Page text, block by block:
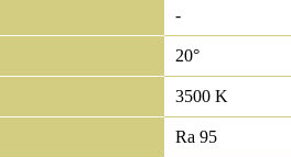
-
20°
3500 K
Ra 95